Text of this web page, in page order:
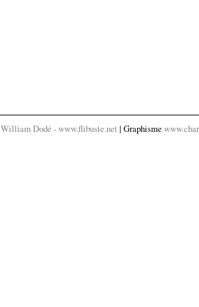
William Dodé - www.flibuste.net | Graphisme